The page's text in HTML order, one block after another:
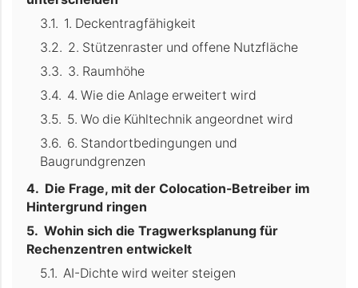
1. Deckentragfähigkeit
2. Stützenraster und offene Nutzfläche
3. Raumhöhe
4. Wie die Anlage erweitert wird
5. Wo die Kühltechnik angeordnet wird
6. Standortbedingungen und
Baugrundgrenzen
Die Frage, mit der Colocation-Betreiber im
Hintergrund ringen
Wohin sich die Tragwerksplanung für
Rechenzentren entwickelt
AI-Dichte wird weiter steigen